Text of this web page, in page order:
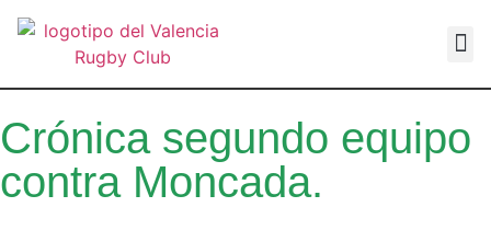
Crónica segundo equipo
contra Moncada.